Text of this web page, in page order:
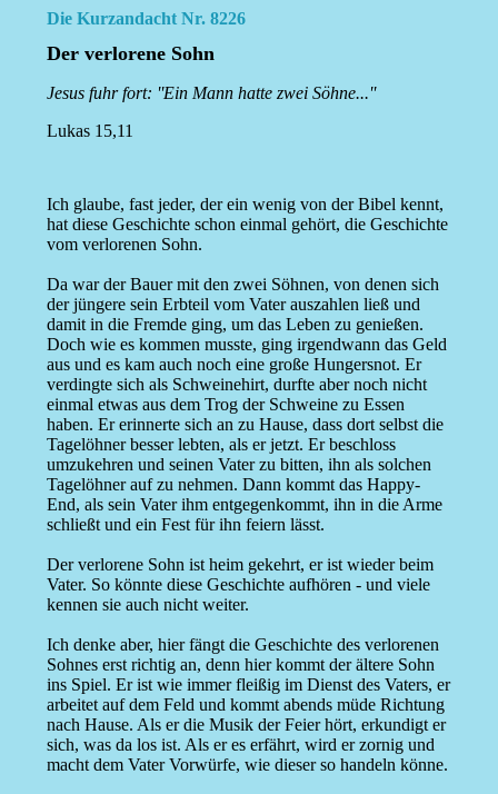
Die Kurzandacht Nr. 8226
Der verlorene Sohn
Jesus fuhr fort: ''Ein Mann hatte zwei Söhne...''
Lukas 15,11
Ich glaube, fast jeder, der ein wenig von der Bibel kennt,
hat diese Geschichte schon einmal gehört, die Geschichte
vom verlorenen Sohn.
Da war der Bauer mit den zwei Söhnen, von denen sich
der jüngere sein Erbteil vom Vater auszahlen ließ und
damit in die Fremde ging, um das Leben zu genießen.
Doch wie es kommen musste, ging irgendwann das Geld
aus und es kam auch noch eine große Hungersnot. Er
verdingte sich als Schweinehirt, durfte aber noch nicht
einmal etwas aus dem Trog der Schweine zu Essen
haben. Er erinnerte sich an zu Hause, dass dort selbst die
Tagelöhner besser lebten, als er jetzt. Er beschloss
umzukehren und seinen Vater zu bitten, ihn als solchen
Tagelöhner auf zu nehmen. Dann kommt das Happy-
End, als sein Vater ihm entgegenkommt, ihn in die Arme
schließt und ein Fest für ihn feiern lässt.
Der verlorene Sohn ist heim gekehrt, er ist wieder beim
Vater. So könnte diese Geschichte aufhören - und viele
kennen sie auch nicht weiter.
Ich denke aber, hier fängt die Geschichte des verlorenen
Sohnes erst richtig an, denn hier kommt der ältere Sohn
ins Spiel. Er ist wie immer fleißig im Dienst des Vaters, er
arbeitet auf dem Feld und kommt abends müde Richtung
nach Hause. Als er die Musik der Feier hört, erkundigt er
sich, was da los ist. Als er es erfährt, wird er zornig und
macht dem Vater Vorwürfe, wie dieser so handeln könne.